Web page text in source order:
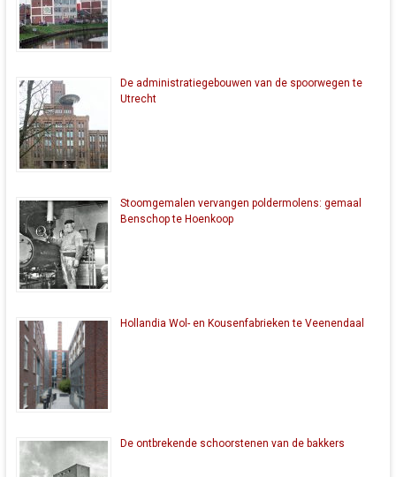
De administratiegebouwen van de spoorwegen te
Utrecht
Stoomgemalen vervangen poldermolens: gemaal
Benschop te Hoenkoop
Hollandia Wol- en Kousenfabrieken te Veenendaal
De ontbrekende schoorstenen van de bakkers